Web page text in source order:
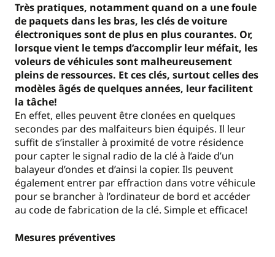
Très pratiques, notamment quand on a une foule
de paquets dans les bras, les clés de voiture
électroniques sont de plus en plus courantes. Or,
lorsque vient le temps d’accomplir leur méfait, les
voleurs de véhicules sont malheureusement
pleins de ressources. Et ces clés, surtout celles des
modèles âgés de quelques années, leur facilitent
la tâche!
En effet, elles peuvent être clonées en quelques
secondes par des malfaiteurs bien équipés. Il leur
suffit de s’installer à proximité de votre résidence
pour capter le signal radio de la clé à l’aide d’un
balayeur d’ondes et d’ainsi la copier. Ils peuvent
également entrer par effraction dans votre véhicule
pour se brancher à l’ordinateur de bord et accéder
au code de fabrication de la clé. Simple et efficace!
Mesures préventives